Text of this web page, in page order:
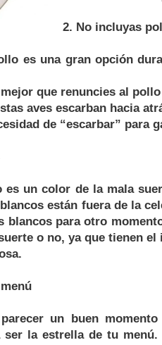
2. No incluyas
es una gran opción
que renuncies al
aves escarban hacia
de “escarbar” para
un color de la mala
están fuera de la
blancos para otro
o no, ya que tienen
un buen
la estrella de tu